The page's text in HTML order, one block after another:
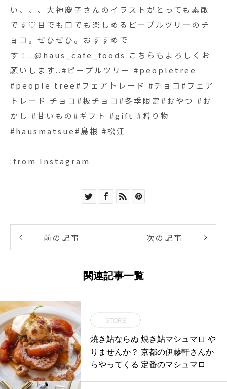
い、、、大神慶子さんのイラストがとっても素敵
です♡目でも口でも楽しめるピープルツリーのチ
ョコ。ぜひぜひ。おすすめで
す！..@haus_cafe_foods こちらもよろしくお
願いします︎..#ピープルツリー #peopletree
#people tree#フェアトレード #チョコ#フェア
トレード チョコ#板チョコ#冬季限定#おやつ #お
かし #甘いもの#ギフト #gift #贈り物
#hausmatsue#島根 #松江
:from Instagram
前の記事 次の記事
関連記事一覧
STORE
焼き鮎ならぬ 焼き鮎マシュマロ や
りませんか？ 京都の伊藤軒さんか
らやってくる 定番のマシュマロ